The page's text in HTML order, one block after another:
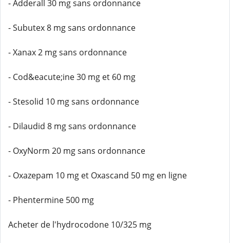
- Adderall 30 mg sans ordonnance
- Subutex 8 mg sans ordonnance
- Xanax 2 mg sans ordonnance
- Cod&eacute;ine 30 mg et 60 mg
- Stesolid 10 mg sans ordonnance
- Dilaudid 8 mg sans ordonnance
- OxyNorm 20 mg sans ordonnance
- Oxazepam 10 mg et Oxascand 50 mg en ligne
- Phentermine 500 mg
Acheter de l'hydrocodone 10/325 mg